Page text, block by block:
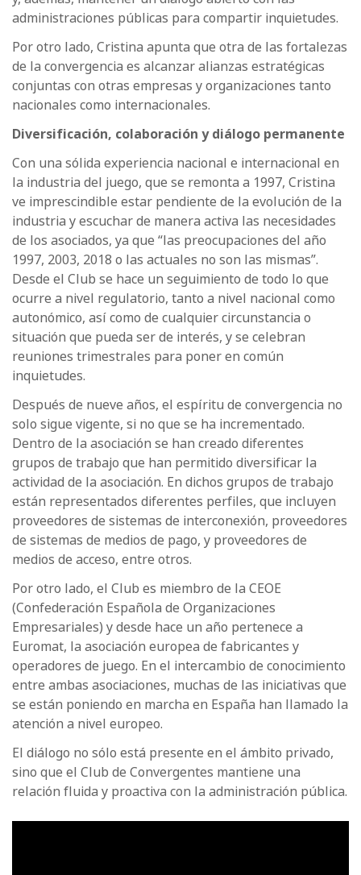
administraciones públicas para compartir inquietudes.
Por otro lado, Cristina apunta que otra de las fortalezas
de la convergencia es alcanzar alianzas estratégicas
conjuntas con otras empresas y organizaciones tanto
nacionales como internacionales.
Diversificación, colaboración y diálogo permanente
Con una sólida experiencia nacional e internacional en
la industria del juego, que se remonta a 1997, Cristina
ve imprescindible estar pendiente de la evolución de la
industria y escuchar de manera activa las necesidades
de los asociados, ya que “las preocupaciones del año
1997, 2003, 2018 o las actuales no son las mismas”.
Desde el Club se hace un seguimiento de todo lo que
ocurre a nivel regulatorio, tanto a nivel nacional como
autonómico, así como de cualquier circunstancia o
situación que pueda ser de interés, y se celebran
reuniones trimestrales para poner en común
inquietudes.
Después de nueve años, el espíritu de convergencia no
solo sigue vigente, si no que se ha incrementado.
Dentro de la asociación se han creado diferentes
grupos de trabajo que han permitido diversificar la
actividad de la asociación. En dichos grupos de trabajo
están representados diferentes perfiles, que incluyen
proveedores de sistemas de interconexión, proveedores
de sistemas de medios de pago, y proveedores de
medios de acceso, entre otros.
Por otro lado, el Club es miembro de la CEOE
(Confederación Española de Organizaciones
Empresariales) y desde hace un año pertenece a
Euromat, la asociación europea de fabricantes y
operadores de juego. En el intercambio de conocimiento
entre ambas asociaciones, muchas de las iniciativas que
se están poniendo en marcha en España han llamado la
atención a nivel europeo.
El diálogo no sólo está presente en el ámbito privado,
sino que el Club de Convergentes mantiene una
relación fluida y proactiva con la administración pública.